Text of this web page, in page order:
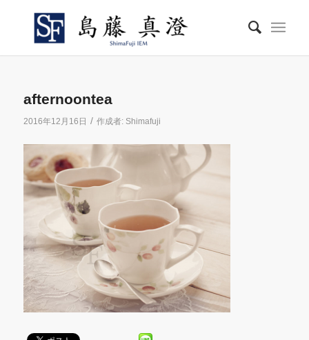
afternoontea
2016年12月16日 / 作成者: Shimafuji